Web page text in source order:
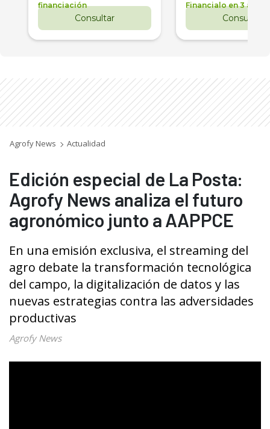
financiación
Consultar
Financialo en 3 años
Consultar
Agrofy News Actualidad
Edición especial de La Posta:
Agrofy News analiza el futuro
agronómico junto a AAPPCE
En una emisión exclusiva, el streaming del
agro debate la transformación tecnológica
del campo, la digitalización de datos y las
nuevas estrategias contra las adversidades
productivas
Agrofy News